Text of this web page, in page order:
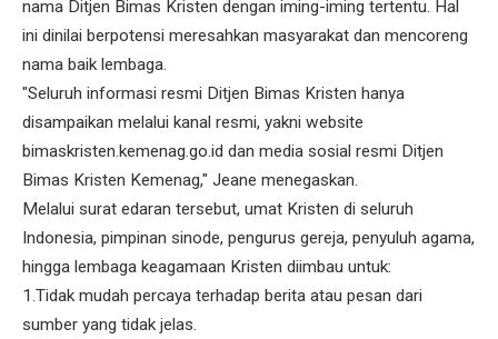
nama Ditjen Bimas Kristen dengan iming-iming tertentu. Hal
ini dinilai berpotensi meresahkan masyarakat dan mencoreng
nama baik lembaga.
"Seluruh informasi resmi Ditjen Bimas Kristen hanya
disampaikan melalui kanal resmi, yakni website
bimaskristen.kemenag.go.id dan media sosial resmi Ditjen
Bimas Kristen Kemenag," Jeane menegaskan.
Melalui surat edaran tersebut, umat Kristen di seluruh
Indonesia, pimpinan sinode, pengurus gereja, penyuluh agama,
hingga lembaga keagamaan Kristen diimbau untuk:
1.Tidak mudah percaya terhadap berita atau pesan dari
sumber yang tidak jelas.